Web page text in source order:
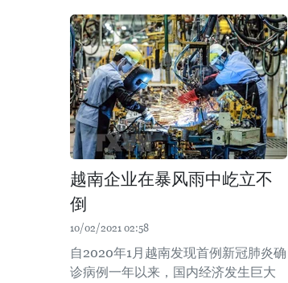
越南企业在暴风雨中屹立不
倒
10/02/2021 02:58
自2020年1月越南发现首例新冠肺炎确
诊病例一年以来，国内经济发生巨大